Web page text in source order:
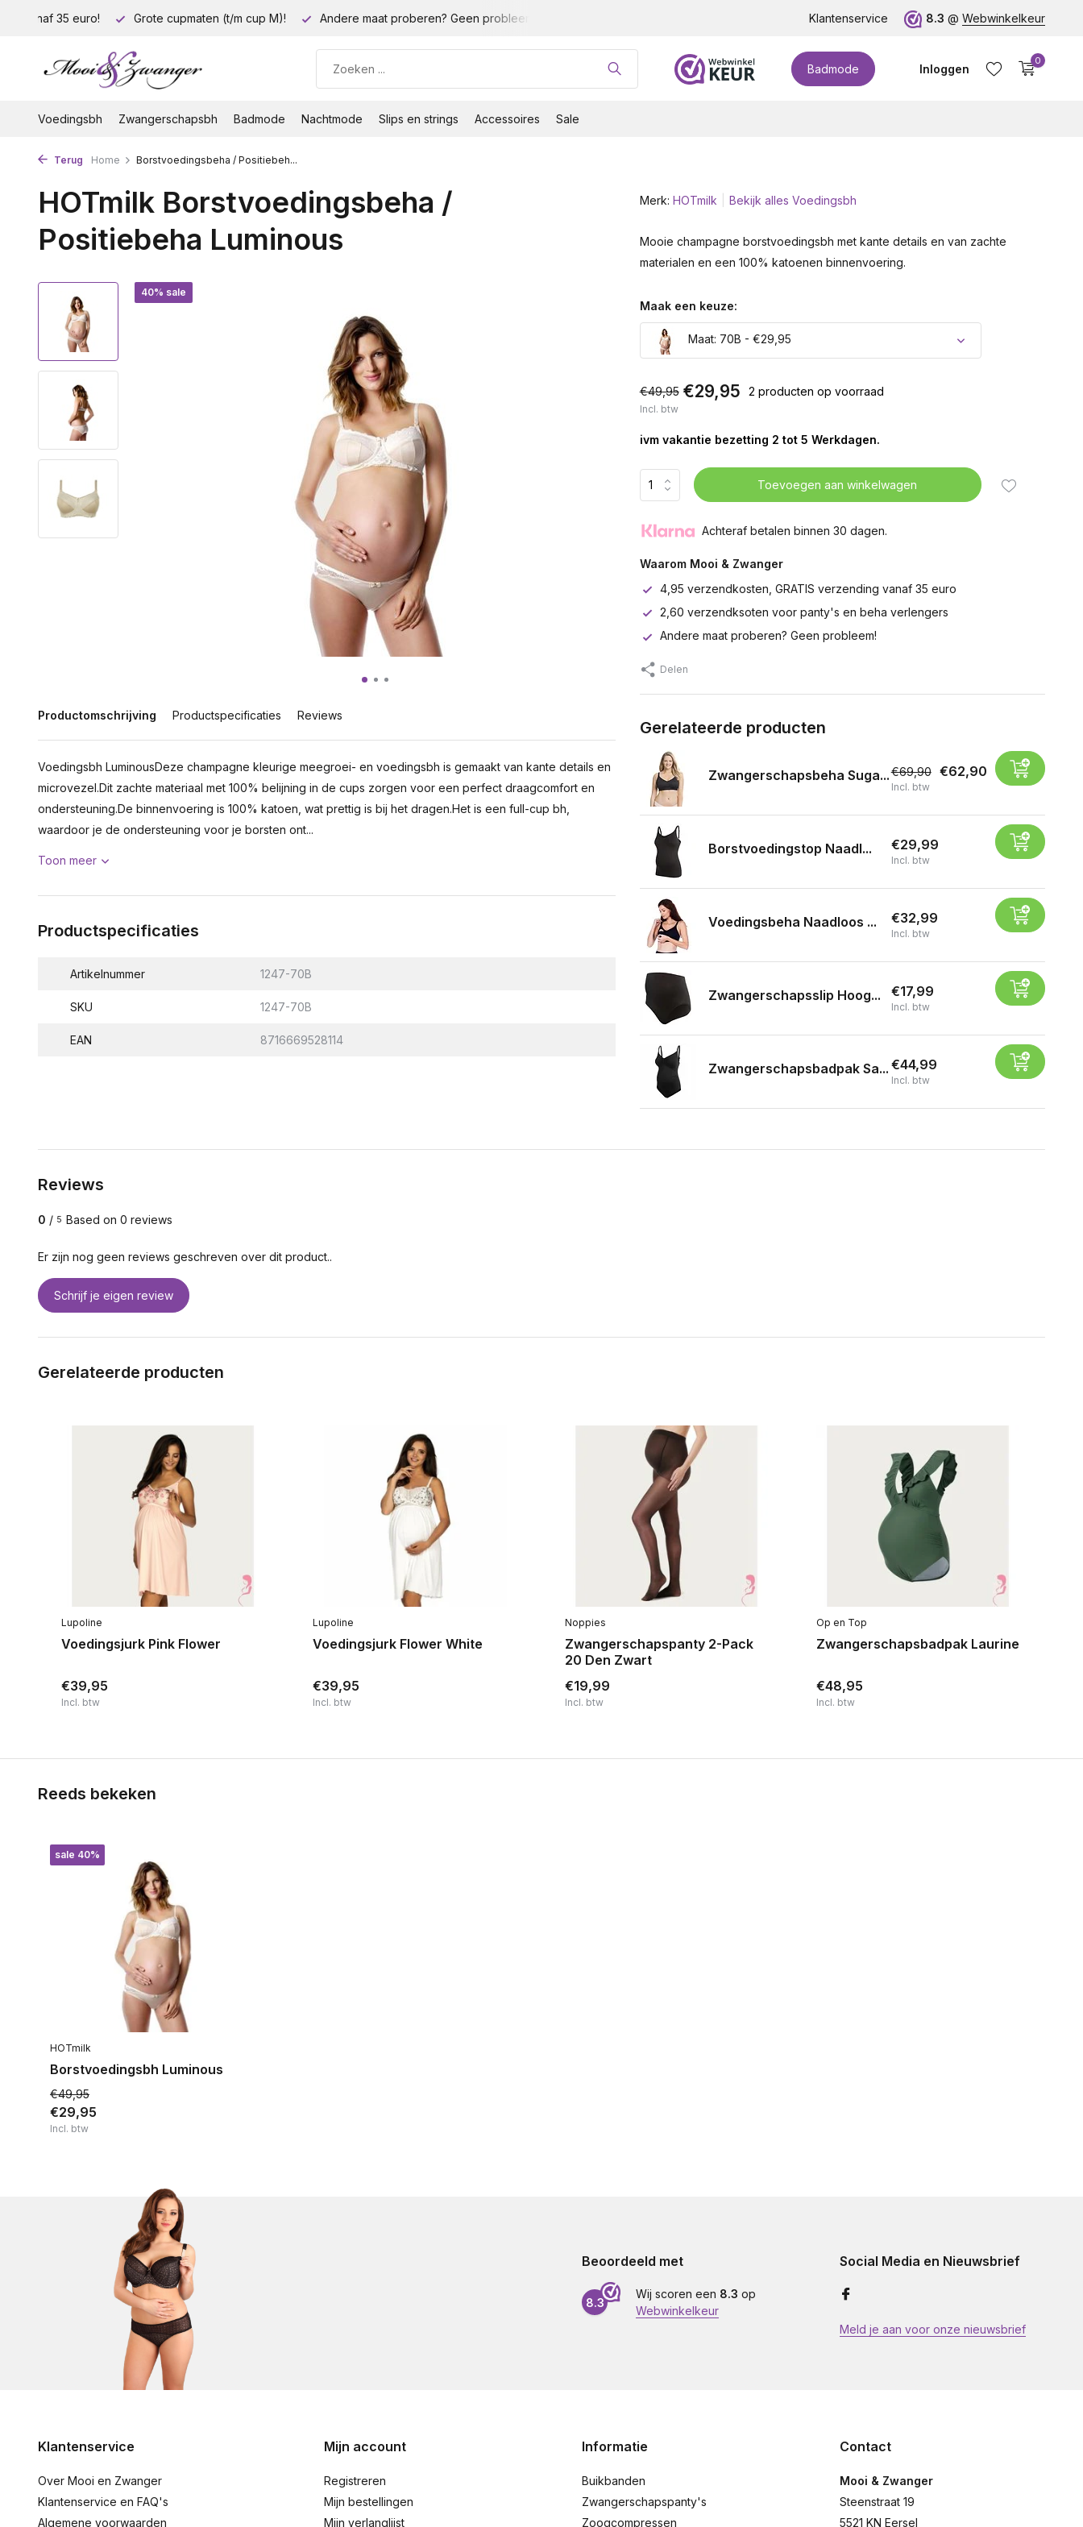
vanaf 35 euro! Grote cupmaten (t/m cup M)! Andere maat proberen? Geen probleem! Klantenservice 8.3 @ Webwinkelkeur
Badmode Inloggen
0
Voedingsbh Zwangerschapsbh Badmode Nachtmode Slips en strings Accessoires Sale
Terug Home Borstvoedingsbeha / Positiebeh...
HOTmilk Borstvoedingsbeha /
Positiebeha Luminous
40% sale
Productomschrijving Productspecificaties Reviews
Voedingsbh LuminousDeze champagne kleurige meegroei- en voedingsbh is gemaakt van kante details en
microvezel.Dit zachte materiaal met 100% belijning in de cups zorgen voor een perfect draagcomfort en
ondersteuning.De binnenvoering is 100% katoen, wat prettig is bij het dragen.Het is een full-cup bh,
waardoor je de ondersteuning voor je borsten ont...
Toon meer
Productspecificaties
Artikelnummer 1247-70B
SKU 1247-70B
EAN 8716669528114
Merk: HOTmilk Bekijk alles Voedingsbh
Mooie champagne borstvoedingsbh met kante details en van zachte
materialen en een 100% katoenen binnenvoering.
Maak een keuze:
Maat: 70B - €29,95
€49,95 €29,95 2 producten op voorraad
Incl. btw
ivm vakantie bezetting 2 tot 5 Werkdagen.
Toevoegen aan winkelwagen
Achteraf betalen binnen 30 dagen.
Waarom Mooi & Zwanger
4,95 verzendkosten, GRATIS verzending vanaf 35 euro
2,60 verzendksoten voor panty's en beha verlengers
Andere maat proberen? Geen probleem!
Delen
Gerelateerde producten
Zwangerschapsbeha Suga...€69,90 €62,90
Incl. btw
Borstvoedingstop Naadl... €29,99
Incl. btw
Voedingsbeha Naadloos ... €32,99
Incl. btw
Zwangerschapsslip Hoog... €17,99
Incl. btw
Zwangerschapsbadpak Sa... €44,99
Incl. btw
Reviews
0 / 5 Based on 0 reviews
Er zijn nog geen reviews geschreven over dit product..
Schrijf je eigen review
Gerelateerde producten
Lupoline
Voedingsjurk Pink Flower
€39,95
Incl. btw
Lupoline
Voedingsjurk Flower White
€39,95
Incl. btw
Noppies
Zwangerschapspanty 2-Pack
20 Den Zwart
€19,99
Incl. btw
Op en Top
Zwangerschapsbadpak Laurine
€48,95
Incl. btw
Reeds bekeken
sale 40%
HOTmilk
Borstvoedingsbh Luminous
€49,95
€29,95
Incl. btw
Beoordeeld met
8.3
Wij scoren een 8.3 op
Webwinkelkeur
Social Media en Nieuwsbrief
Meld je aan voor onze nieuwsbrief
Klantenservice
Over Mooi en Zwanger
Klantenservice en FAQ's
Algemene voorwaarden
Mijn account
Registreren
Mijn bestellingen
Mijn verlanglijst
Informatie
Buikbanden
Zwangerschapspanty's
Zoogcompressen
Contact
Mooi & Zwanger
Steenstraat 19
5521 KN Eersel